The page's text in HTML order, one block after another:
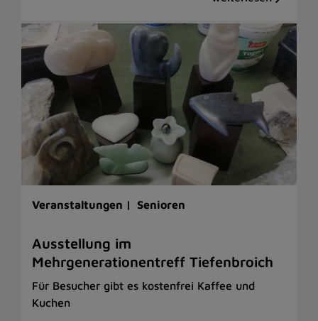
Veranstaltungen | Senioren
Ausstellung im
Mehrgenerationentreff Tiefenbroich
Für Besucher gibt es kostenfrei Kaffee und
Kuchen